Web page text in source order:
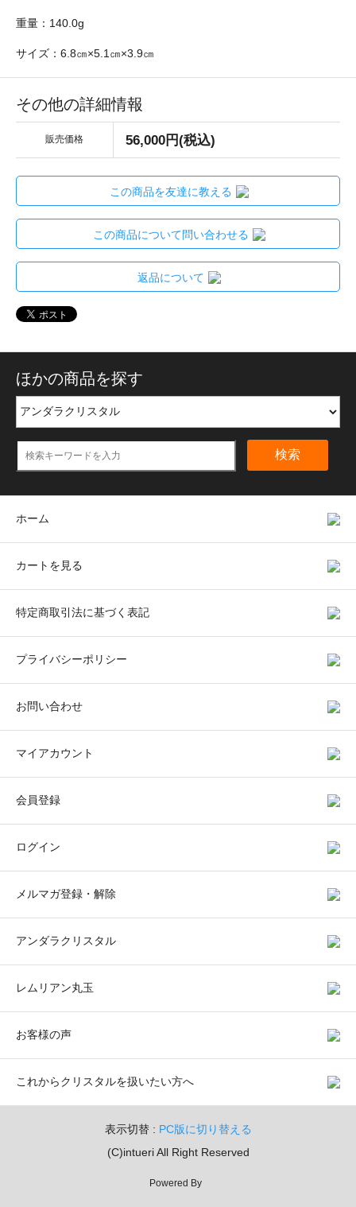
重量：140.0g
サイズ：6.8㎝×5.1㎝×3.9㎝
その他の詳細情報
販売価格 56,000円(税込)
この商品を友達に教える
この商品について問い合わせる
返品について
ほかの商品を探す
検索
ホーム
カートを見る
特定商取引法に基づく表記
プライバシーポリシー
お問い合わせ
マイアカウント
会員登録
ログイン
メルマガ登録・解除
アンダラクリスタル
レムリアン丸玉
お客様の声
これからクリスタルを扱いたい方へ
表示切替 : PC版に切り替える
(C)intueri All Right Reserved
Powered By